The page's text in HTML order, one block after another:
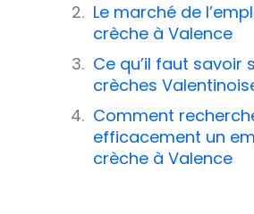
Le marché de
crèche à Valence
Ce qu’il faut savoir
crèches
Comment
efficacement un
crèche à Valence